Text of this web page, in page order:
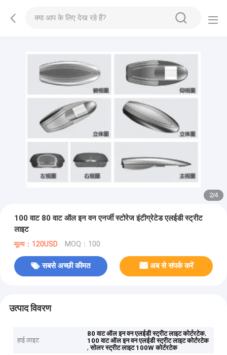
2/4
100 वाट 80 वाट ऑल इन वन एनर्जी स्टोरेज इंटीग्रेटेड एलईडी स्ट्रीट
लाइट
मूल्य：120USD MOQ：100
सबसे अच्छी कीमत अब से संपर्क करें
उत्पाद विवरण
हाई लाइट
80 वाट ऑल इन वन एलईडी स्ट्रीट लाइट कोर्टरटेक,
100 वाट ऑल इन वन एलईडी स्ट्रीट लाइट कोर्टरटेक
,सोलर स्ट्रीट लाइट 100W कोर्टरटेक